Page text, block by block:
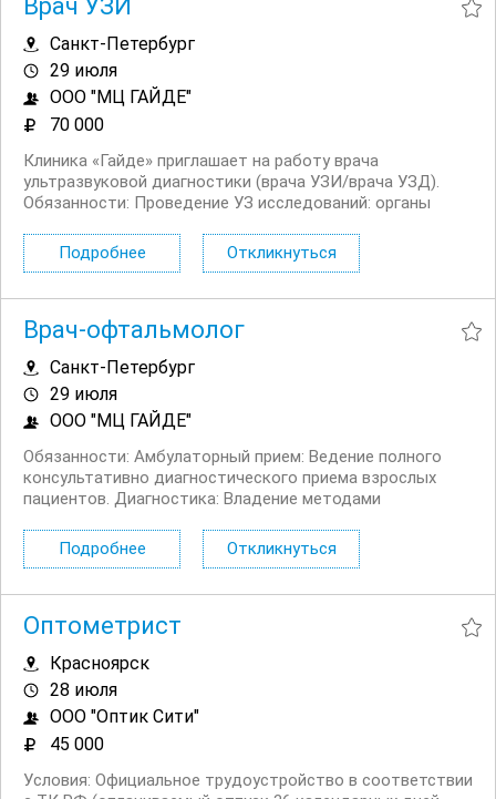
Врач УЗИ
Санкт-Петербург
29 июля
ООО "МЦ ГАЙДЕ"
70 000
Клиника «Гайде» приглашает на работу врача
ультразвуковой диагностики (врача УЗИ/врача УЗД).
Обязанности: Проведение УЗ исследований: органы
железы, органы малого таза у женщин и мужчин, сосуды
шеи и головы, нижних конечностей, ЭХО КГ и...
Подробнее Откликнуться
Врач-офтальмолог
Санкт-Петербург
29 июля
ООО "МЦ ГАЙДЕ"
Обязанности: Амбулаторный прием: Ведение полного
консультативно диагностического приема взрослых
пациентов. Диагностика: Владение методами
рефрактометрии, периметрии. Манипуляции: Удаление
инородных тел, промывание носослезных каналов,
Подробнее Откликнуться
Оптометрист
Красноярск
28 июля
ООО "Оптик Сити"
45 000
Условия: Официальное трудоустройство в соответствии